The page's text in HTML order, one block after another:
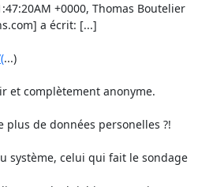
+0000, Thomas Boutelier
a écrit: [...]
...)
et complètement anonyme.
plus de données personelles ?!
système, celui qui fait le sondage